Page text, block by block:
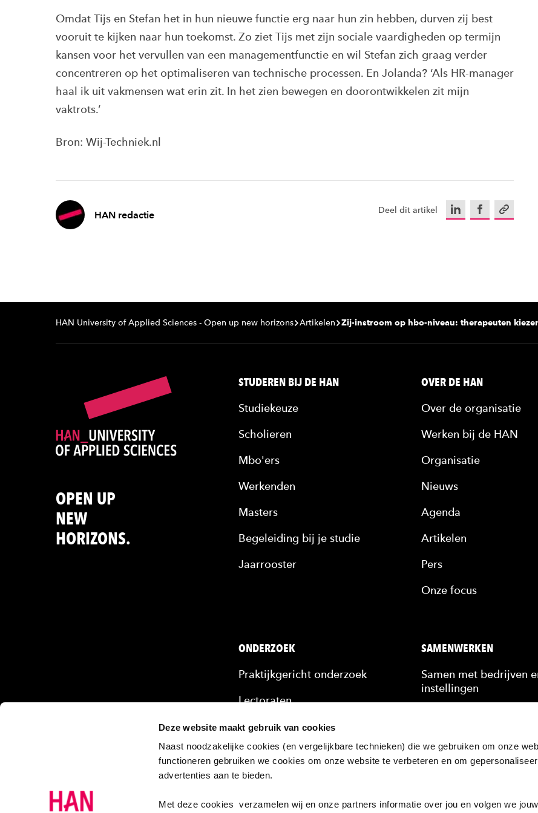
Deze website maakt gebruik van cookies
Naast noodzakelijke cookies (en vergelijkbare technieken) die we gebruiken om onze
functioneren gebruiken we cookies om onze website te verbeteren en om
advertenties aan te bieden.
Met deze cookies verzamelen wij en onze partners informatie over jou en volgen we
Omdat Tijs en Stefan het in hun nieuwe functie erg naar hun zin hebben, durven zij best
vooruit te kijken naar hun toekomst. Zo ziet Tijs met zijn sociale vaardigheden op termijn
kansen voor het vervullen van een managementfunctie en wil Stefan zich graag verder
concentreren op het optimaliseren van technische processen. En Jolanda? ‘Als HR-manager
haal ik uit vakmensen wat erin zit. In het zien bewegen en doorontwikkelen zit mijn
vaktrots.’
Bron: Wij-Techniek.nl
HAN redactie Deel dit artikel LinkedInFacebookKopieer
HAN University of Applied Sciences - Open up new horizons Artikelen Zij-instroom op hbo-niveau: therapeuten
OPEN UP
NEW
HORIZONS.
STUDEREN BIJ DE HAN
Studiekeuze
Scholieren
Mbo'ers
Werkenden
Masters
Begeleiding bij je studie
Jaarrooster
OVER DE HAN
Over de organisatie
Werken bij de HAN
Organisatie
Nieuws
Agenda
Artikelen
Pers
Onze focus
ONDERZOEK
Praktijkgericht onderzoek
Lectoraten
Mensen
Onze kennis
Projecten
Onderzoek bij de HAN
SAMENWERKEN
Samen met bedrijven
instellingen
Scholing van
Hulp bij een vraagstuk